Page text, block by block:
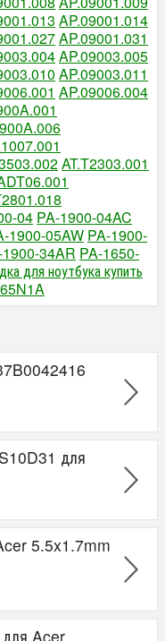
AP.09001.014
AP.09001.031
AP.09003.005
AP.09003.011
AP.09006.004
AT.T2303.001
04 PA-1900-04AC
1900-05AW PA-1900-
1900-34AR PA-1650-
для ноутбука купить
для
5.5x1.7mm
для Acer